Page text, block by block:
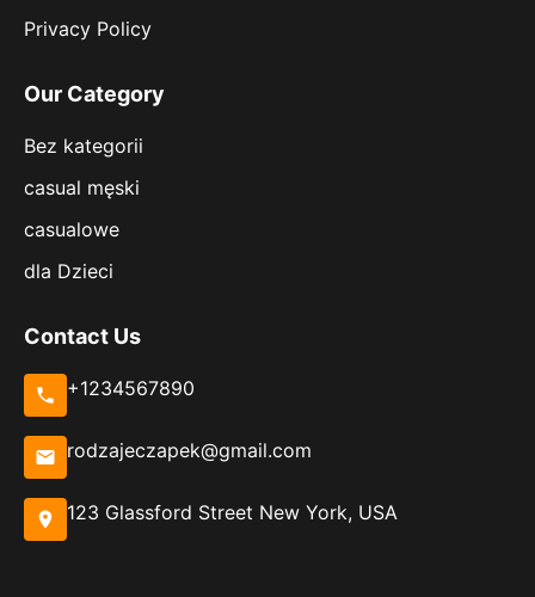
Privacy Policy
Our Category
Bez kategorii
casual męski
casualowe
dla Dzieci
Contact Us
+1234567890
rodzajeczapek@gmail.com
123 Glassford Street New York, USA